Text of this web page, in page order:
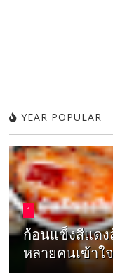
YEAR POPULAR
1
ก้อนแข็งสีแดง
หลายคนเข้าใ